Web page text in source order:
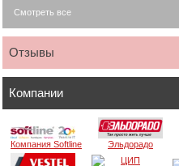
Смотреть все
Отзывы
Компании
Компания Softline Эльдорадо